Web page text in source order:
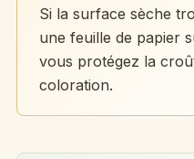
Si la surface sèche
une feuille de papier
vous protégez la
coloration.